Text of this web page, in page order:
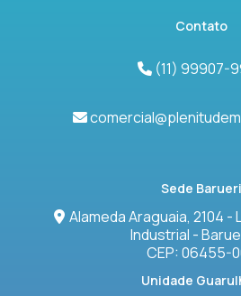
Contato
(11) 99907-
Sede Barueri
Alameda Araguaia, 2104 -
Industrial -
CEP: 06455-
Unidade